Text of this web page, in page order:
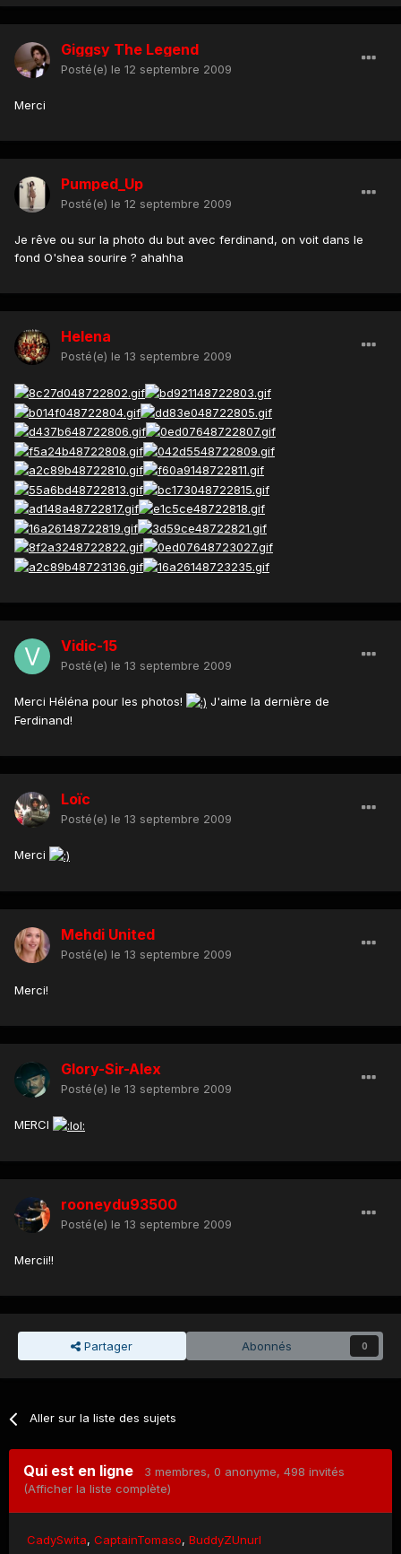
Giggsy The Legend
Posté(e) le 12 septembre 2009
Merci
Pumped_Up
Posté(e) le 12 septembre 2009
Je rêve ou sur la photo du but avec ferdinand, on voit dans le
fond O'shea sourire ? ahahha
Helena
Posté(e) le 13 septembre 2009
Vidic-15
Posté(e) le 13 septembre 2009
Merci Héléna pour les photos!
J'aime la dernière de
Ferdinand!
Loïc
Posté(e) le 13 septembre 2009
Merci
Mehdi United
Posté(e) le 13 septembre 2009
Merci!
Glory-Sir-Alex
Posté(e) le 13 septembre 2009
MERCI
rooneydu93500
Posté(e) le 13 septembre 2009
Mercii!!
Partager Abonnés 0
Aller sur la liste des sujets
Qui est en ligne 3 membres, 0 anonyme, 498 invités
(Afficher la liste complète)
CadySwita CaptainTomaso BuddyZUnurl